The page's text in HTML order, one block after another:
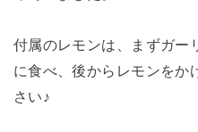
付属のレモンは、まずガー
に食べ、後からレモンをか
さい♪